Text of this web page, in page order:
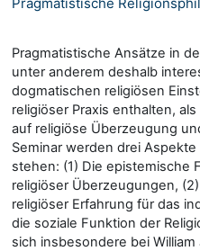
Pragmatistische Ansätze in
unter anderem deshalb
dogmatischen religiösen
religiöser Praxis enthalten,
auf religiöse Überzeugung
Seminar werden drei
stehen: (1) Die epistemische
religiöser Überzeugungen,
religiöser Erfahrung für das
die soziale Funktion der
sich insbesondere bei